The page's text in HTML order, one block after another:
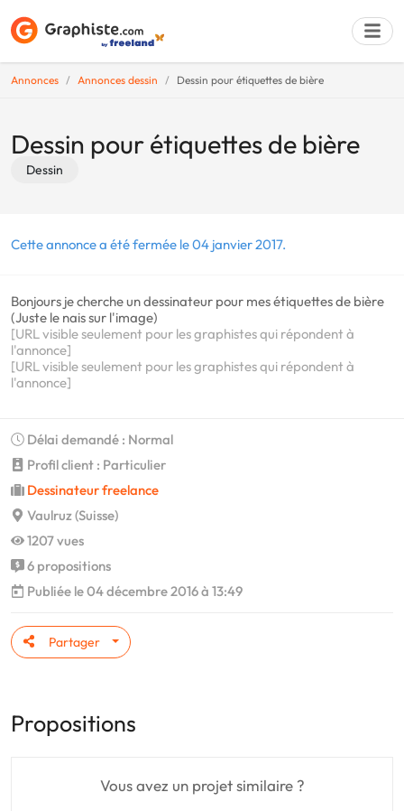
Annonces Annonces dessin Dessin pour étiquettes de bière
Dessin pour étiquettes de bière
Dessin
Cette annonce a été fermée le 04 janvier 2017.
Bonjours je cherche un dessinateur pour mes étiquettes de bière
(Juste le nais sur l'image)
[URL visible seulement pour les graphistes qui répondent à
l'annonce]
[URL visible seulement pour les graphistes qui répondent à
l'annonce]
Délai demandé : Normal
Profil client : Particulier
Dessinateur freelance
Vaulruz (Suisse)
1207 vues
6 propositions
Publiée le 04 décembre 2016 à 13:49
Partager
Propositions
Vous avez un projet similaire ?